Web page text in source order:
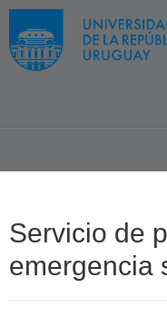
Servicio de
emergencia